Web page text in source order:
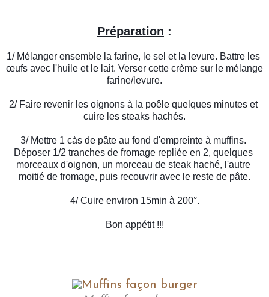
Préparation :
1/ Mélanger ensemble la farine, le sel et la levure. Battre les
œufs avec l'huile et le lait. Verser cette crème sur le mélange
farine/levure.
2/ Faire revenir les oignons à la poêle quelques minutes et
cuire les steaks hachés.
3/ Mettre 1 càs de pâte au fond d'empreinte à muffins.
Déposer 1/2 tranches de fromage repliée en 2, quelques
morceaux d'oignon, un morceau de steak haché, l'autre
moitié de fromage, puis recouvrir avec le reste de pâte.
4/ Cuire environ 15min à 200°.
Bon appétit !!!